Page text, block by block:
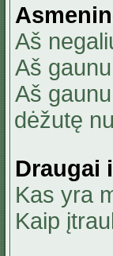
Aš
Aš
Aš
dėžutę
Draugai
Kas yra
Kaip